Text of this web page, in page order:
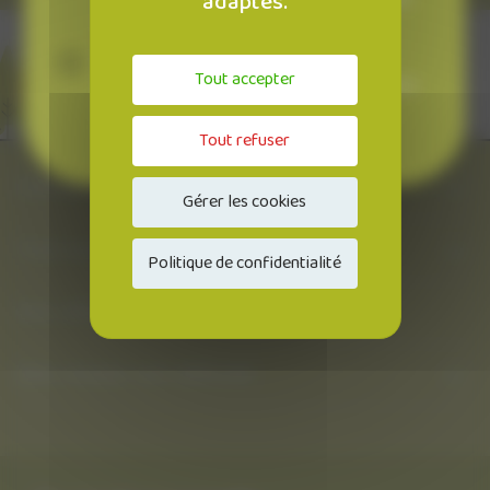
Un particulier
désireux d'acquérir un véhicule propre parce
que la question de l'environnement est
essentielle pour vous.
À propos
Tout savoir sur la LLD
Nos véhicules
Tout accepter
Tout refuser
Gérer les cookies
Politique de confidentialité